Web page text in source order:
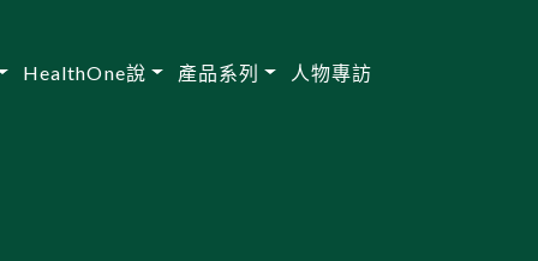
HealthOne說 產品系列 人物專訪